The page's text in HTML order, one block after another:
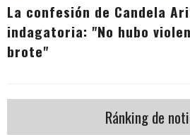
La confesión de Candela
indagatoria: "No hubo
brote"
Ránking de